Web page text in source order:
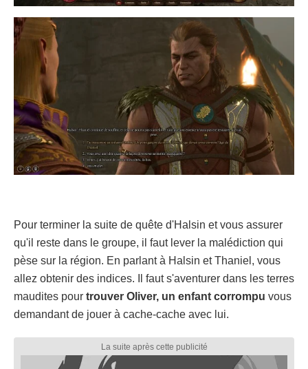
Pour terminer la suite de quête d'Halsin et vous assurer
qu'il reste dans le groupe, il faut lever la malédiction qui
pèse sur la région. En parlant à Halsin et Thaniel, vous
allez obtenir des indices. Il faut s'aventurer dans les terres
maudites pour trouver Oliver, un enfant corrompu vous
demandant de jouer à cache-cache avec lui.